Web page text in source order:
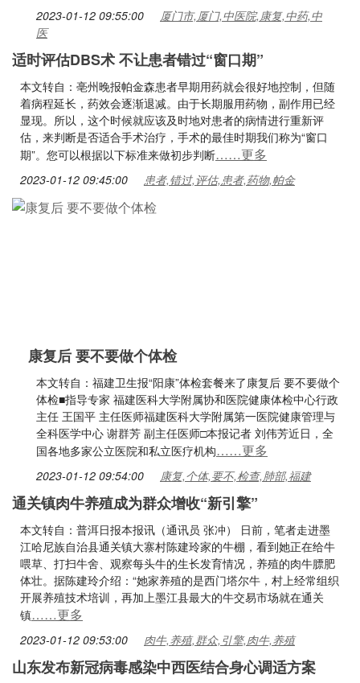
2023-01-12 09:55:00
厦门市,厦门,中医院,康复,中药,中
医
适时评估DBS术 不让患者错过“窗口期”
本文转自：亳州晚报帕金森患者早期用药就会很好地控制，但随
着病程延长，药效会逐渐退减。由于长期服用药物，副作用已经
显现。所以，这个时候就应该及时地对患者的病情进行重新评
估，来判断是否适合手术治疗，手术的最佳时期我们称为“窗口
期”。您可以根据以下标准来做初步判断……更多
2023-01-12 09:45:00 患者,错过,评估,患者,药物,帕金
康复后 要不要做个体检
本文转自：福建卫生报“阳康”体检套餐来了康复后 要不要做个
体检■指导专家 福建医科大学附属协和医院健康体检中心行政
主任 王国平 主任医师福建医科大学附属第一医院健康管理与
全科医学中心 谢群芳 副主任医师□本报记者 刘伟芳近日，全
国各地多家公立医院和私立医疗机构……更多
2023-01-12 09:54:00 康复,个体,要不,检查,肺部,福建
通关镇肉牛养殖成为群众增收“新引擎”
本文转自：普洱日报本报讯（通讯员 张冲） 日前，笔者走进墨
江哈尼族自治县通关镇大寨村陈建玲家的牛棚，看到她正在给牛
喂草、打扫牛舍、观察每头牛的生长发育情况，养殖的肉牛膘肥
体壮。据陈建玲介绍：“她家养殖的是西门塔尔牛，村上经常组织
开展养殖技术培训，再加上墨江县最大的牛交易市场就在通关
镇……更多
2023-01-12 09:53:00 肉牛,养殖,群众,引擎,肉牛,养殖
山东发布新冠病毒感染中西医结合身心调适方案